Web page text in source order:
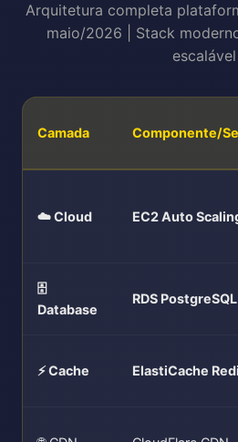
Arquitetura completa
maio/2026 | Stack
escalável
Camada Componente/
☁️ Cloud EC2 Auto
🗄️
Database
RDS PostgreSQL
⚡ Cache ElastiCache